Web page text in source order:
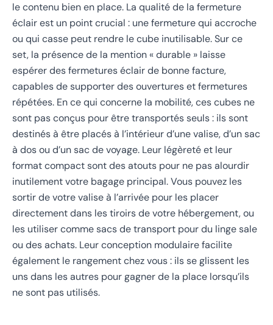
le contenu bien en place. La qualité de la fermeture
éclair est un point crucial : une fermeture qui accroche
ou qui casse peut rendre le cube inutilisable. Sur ce
set, la présence de la mention « durable » laisse
espérer des fermetures éclair de bonne facture,
capables de supporter des ouvertures et fermetures
répétées. En ce qui concerne la mobilité, ces cubes ne
sont pas conçus pour être transportés seuls : ils sont
destinés à être placés à l’intérieur d’une valise, d’un sac
à dos ou d’un sac de voyage. Leur légèreté et leur
format compact sont des atouts pour ne pas alourdir
inutilement votre bagage principal. Vous pouvez les
sortir de votre valise à l’arrivée pour les placer
directement dans les tiroirs de votre hébergement, ou
les utiliser comme sacs de transport pour du linge sale
ou des achats. Leur conception modulaire facilite
également le rangement chez vous : ils se glissent les
uns dans les autres pour gagner de la place lorsqu’ils
ne sont pas utilisés.